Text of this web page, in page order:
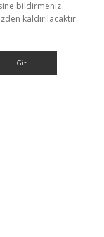
bildirmeniz
kaldırılacaktır.